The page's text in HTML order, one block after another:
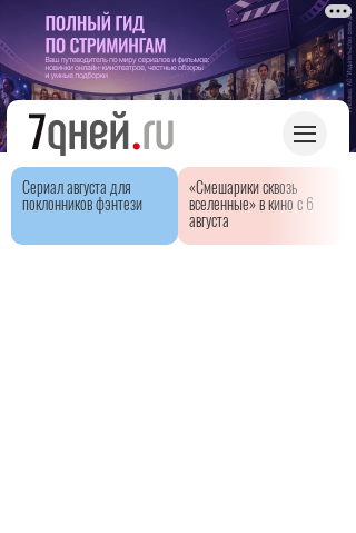
Сериал августа для
поклонников фэнтези
«Смешарики сквозь
вселенные» в кино с 6
августа